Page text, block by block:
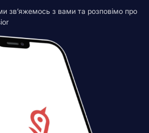
зв’яжемось з вами та розповімо про